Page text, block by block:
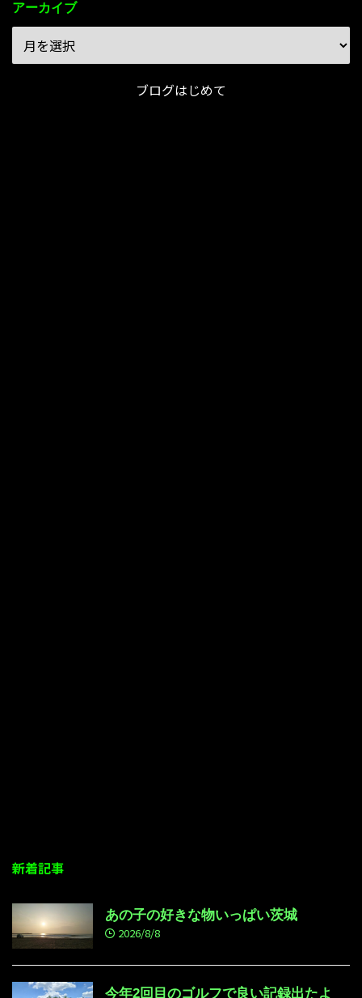
アーカイブ
ブログはじめて
新着記事
あの子の好きな物いっぱい茨城
2026/8/8
今年2回目のゴルフで良い記録出たよ